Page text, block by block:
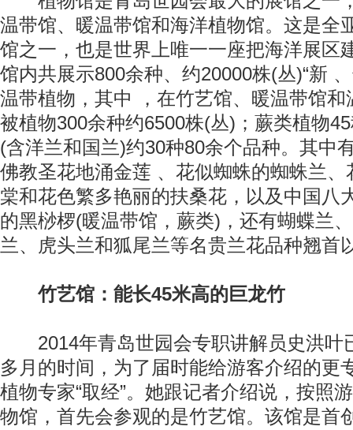
温带馆、暖温带馆和海洋植物馆。这是全
馆之一，也是世界上唯一一座把海洋展区
馆内共展示800余种、约20000株(丛)“新
温带植物，其中 ，在竹艺馆、暖温带馆和
被植物300余种约6500株(丛)；蕨类植物
(含洋兰和国兰)约30种80余个品种。其中
佛教圣花地涌金莲 、花似蜘蛛的蜘蛛兰、
棠和花色繁多艳丽的扶桑花，以及中国八
的黑桫椤(暖温带馆，蕨类)，还有蝴蝶兰
兰、虎头兰和狐尾兰等名贵兰花品种翘首
竹艺馆：能长45米高的巨龙竹
2014年青岛世园会专职讲解员史洪叶
多月的时间，为了届时能给游客介绍的更
植物专家“取经”。她跟记者介绍说，按照
物馆，首先会参观的是竹艺馆。该馆是首